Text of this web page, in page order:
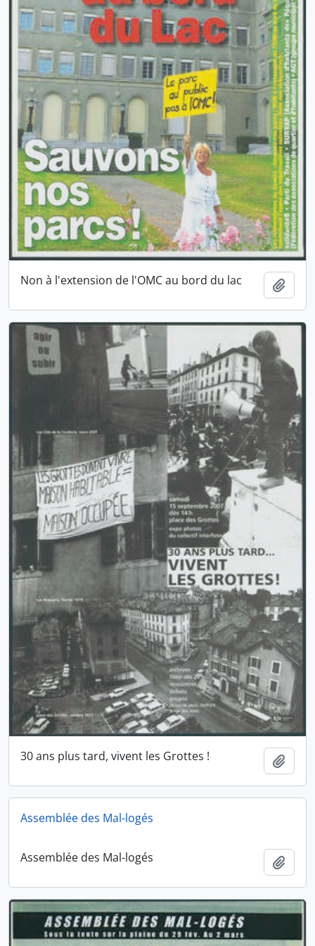
Non à l'extension de l'OMC au bord du lac
30 ans plus tard, vivent les Grottes !
Assemblée des Mal-logés
Assemblée des Mal-logés